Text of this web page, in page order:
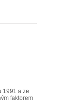
1991 a ze
faktorem